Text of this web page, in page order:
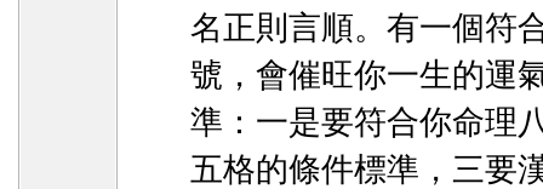
名正則言順。有一個符
號，會催旺你一生的運
準：一是要符合你命理
五格的條件標準，三要